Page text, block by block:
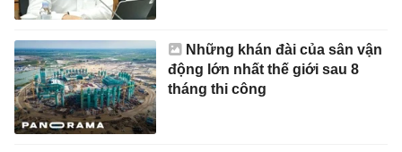
Những khán đài của sân vận
động lớn nhất thế giới sau 8
tháng thi công